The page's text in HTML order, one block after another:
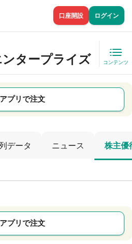
口座開設 ログイン
タープライズ コンテンツ
プリで注文
データ ニュース 株主優
プリで注文